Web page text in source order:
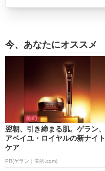
今、あなたにオススメ
翌朝、引き締まる肌。ゲラン、
アベイユ・ロイヤルの新ナイト
ケア
PR(ゲラン｜美的.com)